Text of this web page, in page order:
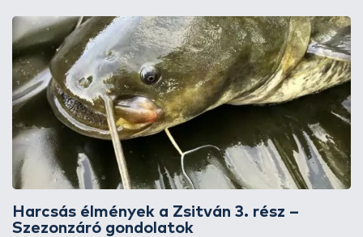
mire lehet számítani 2025-ben? Ennek jártam utána az ősz
folyamán!
Harcsás élmények a Zsitván 3. rész –
Szezonzáró gondolatok